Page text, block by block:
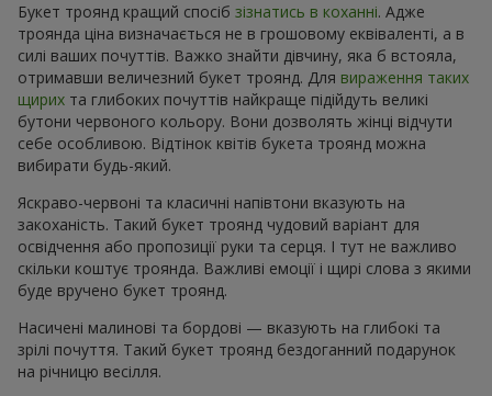
Букет троянд кращий спосіб зізнатись в коханні. Адже
троянда ціна визначається не в грошовому еквіваленті, а в
силі ваших почуттів. Важко знайти дівчину, яка б встояла,
отримавши величезний букет троянд. Для вираження таких
щирих та глибоких почуттів найкраще підійдуть великі
бутони червоного кольору. Вони дозволять жінці відчути
себе особливою. Відтінок квітів букета троянд можна
вибирати будь-який.
Яскраво-червоні та класичні напівтони вказують на
закоханість. Такий букет троянд чудовий варіант для
освідчення або пропозиції руки та серця. І тут не важливо
скільки коштує троянда. Важливі емоції і щирі слова з якими
буде вручено букет троянд.
Насичені малинові та бордові — вказують на глибокі та
зрілі почуття. Такий букет троянд бездоганний подарунок
на річницю весілля.